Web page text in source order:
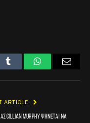
Tumblr WhatsAppEmail
ARTICLE
Cillian Murphy ψήνεται να